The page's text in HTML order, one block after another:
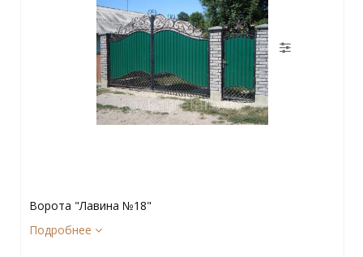
Ворота "Лавина №18"
Подробнее